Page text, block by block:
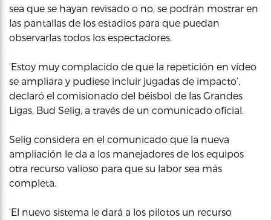
sea que se hayan revisado o no, se podrán mostrar en
las pantallas de los estadios para que puedan
observarlas todos los espectadores.
‘Estoy muy complacido de que la repetición en vídeo
se ampliara y pudiese incluir jugadas de impacto’,
declaró el comisionado del béisbol de las Grandes
Ligas, Bud Selig, a través de un comunicado oficial.
Selig considera en el comunicado que la nueva
ampliación le da a los manejadores de los equipos
otra recurso valioso para que su labor sea más
completa.
‘El nuevo sistema le dará a los pilotos un recurso